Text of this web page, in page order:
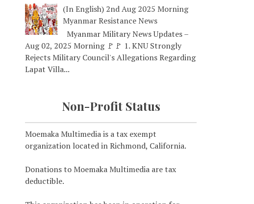
(In English) 2nd Aug 2025 Morning
Myanmar Resistance News
Myanmar Military News Updates –
Aug 02, 2025 Morning 🚩🚩 1. KNU Strongly
Rejects Military Council's Allegations Regarding
Lapat Villa...
Non-Profit Status
Moemaka Multimedia is a tax exempt
organization located in Richmond, California.
Donations to Moemaka Multimedia are tax
deductible.